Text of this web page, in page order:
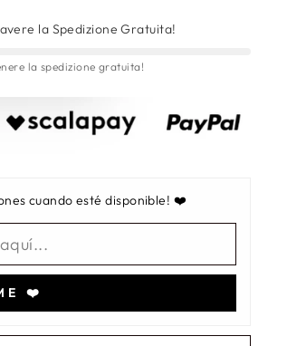
la Spedizione Gratuita!
la spedizione gratuita!
cuando esté disponible! ❤️
❤️